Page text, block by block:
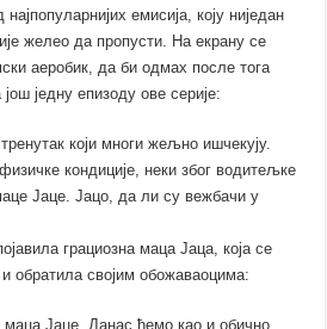
емисија, коју ниједан
желео да пропусти. На екрану се
аеробик, да би одмах после тога
једну епизоду ове серије:
који многи жељно ишчекују.
кондиције, неки због водитељке
Јаце. Јацо, да ли су вежбачи у
грациозна маца Јаца, која се
обратила својим обожаваоцима:
Јаце. Данас ћемо као и обично